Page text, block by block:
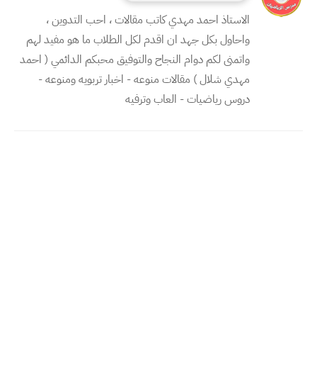
الاستاذ احمد مهدي كاتب مقالات ، احب التدوين ،
واحاول بكل جهد ان اقدم لكل الطلاب ما هو مفيد لهم
واتمنى لكم دوام النجاح والتوفيق محبكم الدائمي ( احمد
مهدي شلال ) مقالات منوعه - اخبار تربويه ومنوعه -
دروس رياضيات - العاب وترفيه